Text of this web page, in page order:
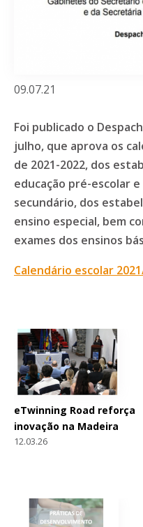
09.07.21
Foi publicado o
julho, que aprova os
de 2021-2022, dos
educação pré-escolar
secundário, dos
ensino especial, bem
exames dos ensinos
Calendário escolar
eTwinning Road reforça
inovação na Madeira
12.03.26